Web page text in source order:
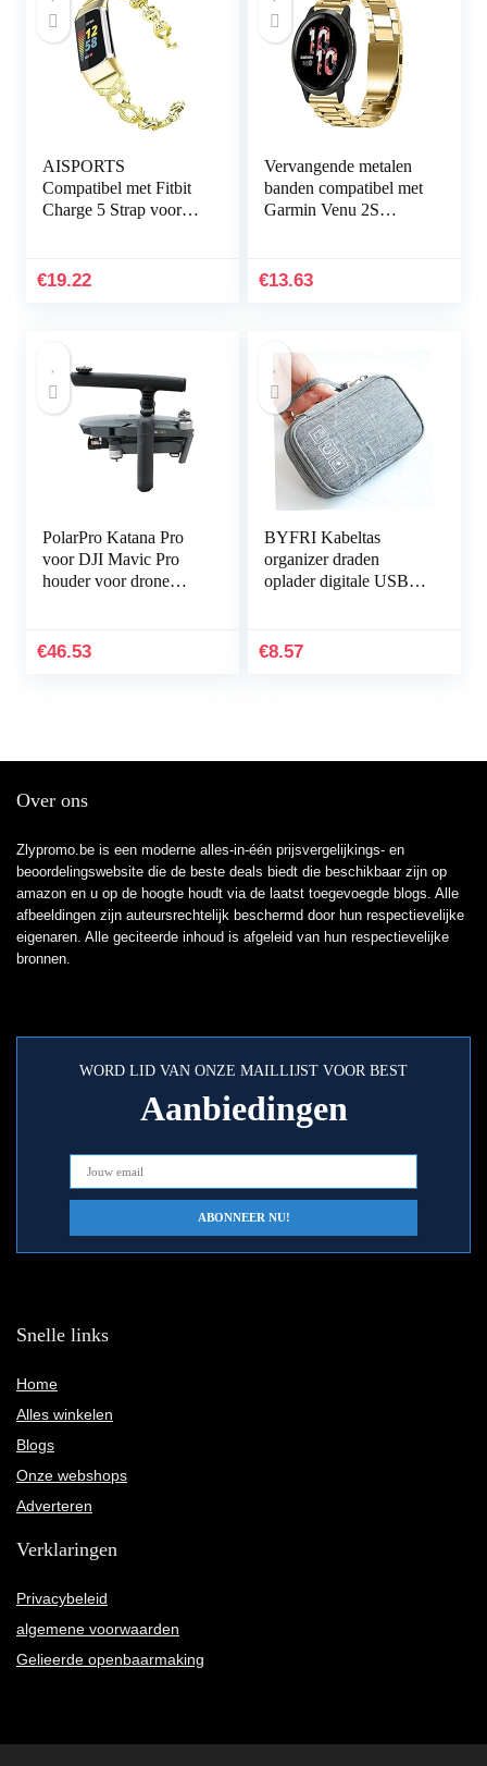
AISPORTS
Compatibel met Fitbit
Charge 5 Strap voor
Rhinestones sieraden…
€19.22
Vervangende metalen
banden compatibel met
Garmin Venu 2S
horlogeband bandjes
€13.63
PolarPro Katana Pro
voor DJI Mavic Pro
houder voor drone
€46.53
BYFRI Kabeltas
organizer draden
oplader digitale USB
hoofdtelefoondoos
€8.57
Over ons
Zlypromo.be is een moderne alles-in-één prijsvergelijkings- en
beoordelingswebsite die de beste deals biedt die beschikbaar zijn op
amazon en u op de hoogte houdt via de laatst toegevoegde blogs. Alle
afbeeldingen zijn auteursrechtelijk beschermd door hun respectievelijke
eigenaren. Alle geciteerde inhoud is afgeleid van hun respectievelijke
bronnen.
WORD LID VAN ONZE MAILLIJST VOOR BEST
Aanbiedingen
Snelle links
Home
Alles winkelen
Blogs
Onze webshops
Adverteren
Verklaringen
Privacybeleid
algemene voorwaarden
Gelieerde openbaarmaking